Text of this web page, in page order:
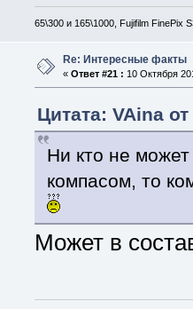
65\300 и 165\1000, Fujifilm FinePix
Re: Интересные факты
« Ответ #21 : 10 Октября
Цитата: VAina
Ни кто не
компасом, то
Может в